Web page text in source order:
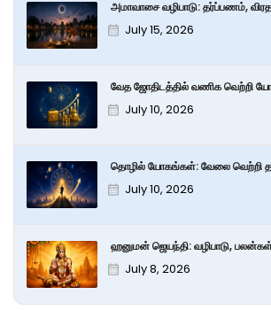
அமாவாசை வழிபாடு: தர்ப்பணம்,
July 15, 2026
வேத ஜோதிடத்தில் வணிக வெற்றி
July 10, 2026
தொழில் யோகங்கள்: வேலை வெற்றி
July 10, 2026
ஹனுமன் ஜெயந்தி: வழிபாடு, பலன்கள்
July 8, 2026